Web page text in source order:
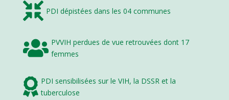
 PDI dépistées dans les 04 communes
 PVVIH perdues de vue retrouvées dont 17
femmes
 PDI sensibilisées sur le VIH, la DSSR et la
tuberculose